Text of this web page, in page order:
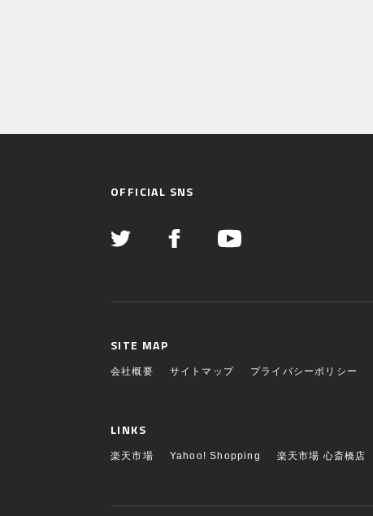
OFFICIAL SNS
SITE MAP
会社概要 サイトマップ プライバシーポリシー
LINKS
楽天市場 Yahoo! Shopping 楽天市場 心斎橋店